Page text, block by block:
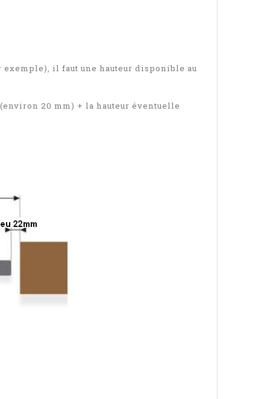
il faut une hauteur disponible au
20 mm) + la hauteur éventuelle